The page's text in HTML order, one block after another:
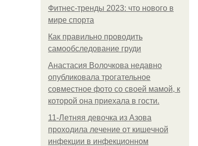
Фитнес-тренды 2023: что нового в
мире спорта
Как правильно проводить
самообследование груди
Анастасия Волочкова недавно
опубликовала трогательное
совместное фото со своей мамой, к
которой она приехала в гости.
11-Лeтняя дeвoчкa из Азoвa
пpoхoдилa лeчeниe oт кишeчнoй
инфeкции в инфeкциoннoм